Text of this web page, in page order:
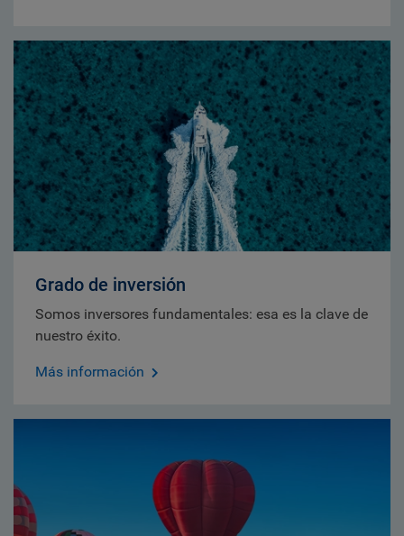
Grado de inversión
Somos inversores fundamentales: esa es la clave de
nuestro éxito.
Más información